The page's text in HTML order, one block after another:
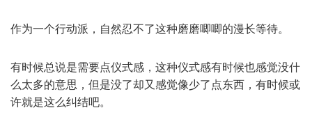
作为一个行动派，自然忍不了这种磨磨唧唧的漫长等待。
有时候总说是需要点仪式感，这种仪式感有时候也感觉没什
么太多的意思，但是没了却又感觉像少了点东西，有时候或
许就是这么纠结吧。